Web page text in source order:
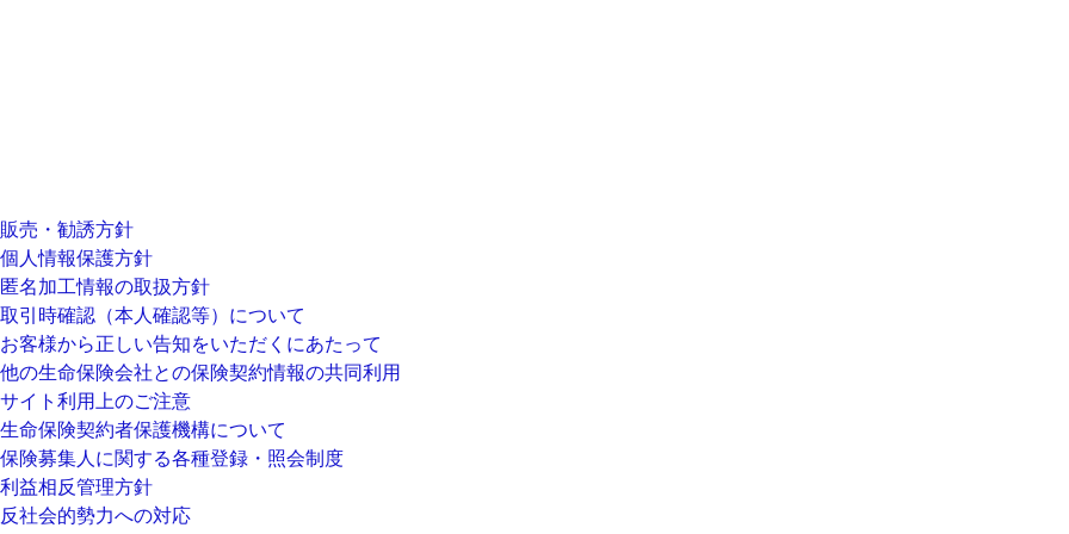
販売・勧誘方針
個人情報保護方針
匿名加工情報の取扱方針
取引時確認（本人確認等）について
お客様から正しい告知をいただくにあたって
他の生命保険会社との保険契約情報の共同利用
サイト利用上のご注意
生命保険契約者保護機構について
保険募集人に関する各種登録・照会制度
利益相反管理方針
反社会的勢力への対応